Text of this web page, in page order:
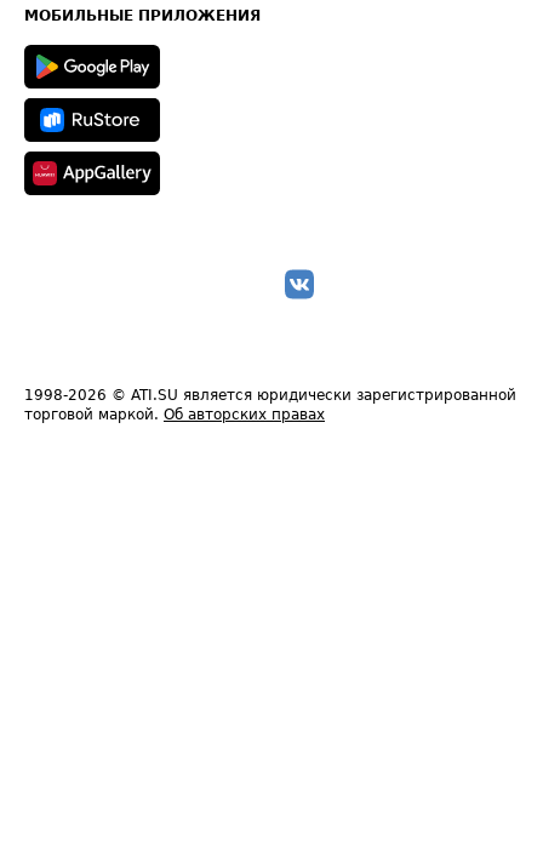
Техническая информация
МОБИЛЬНЫЕ ПРИЛОЖЕНИЯ
1998-2026 © ATI.SU является юридически зарегистрированной
торговой маркой. Об авторских правах